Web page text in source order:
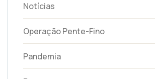
Notícias
Operação Pente-Fino
Pandemia